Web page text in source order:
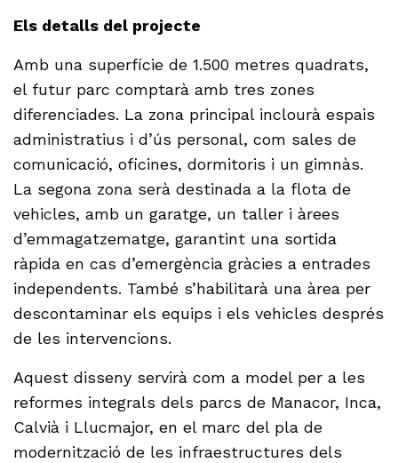
Els detalls del projecte
Amb una superfície de 1.500 metres quadrats,
el futur parc comptarà amb tres zones
diferenciades. La zona principal inclourà espais
administratius i d’ús personal, com sales de
comunicació, oficines, dormitoris i un gimnàs.
La segona zona serà destinada a la flota de
vehicles, amb un garatge, un taller i àrees
d’emmagatzematge, garantint una sortida
ràpida en cas d’emergència gràcies a entrades
independents. També s’habilitarà una àrea per
descontaminar els equips i els vehicles després
de les intervencions.
Aquest disseny servirà com a model per a les
reformes integrals dels parcs de Manacor, Inca,
Calvià i Llucmajor, en el marc del pla de
modernització de les infraestructures dels